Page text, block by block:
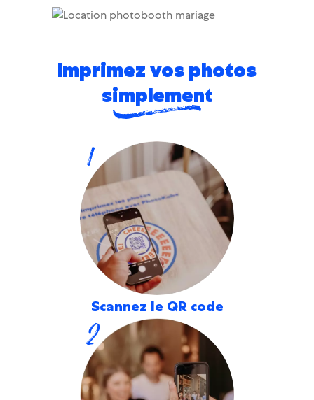
Imprimez vos photos
simplement
1
Scannez le QR code
2